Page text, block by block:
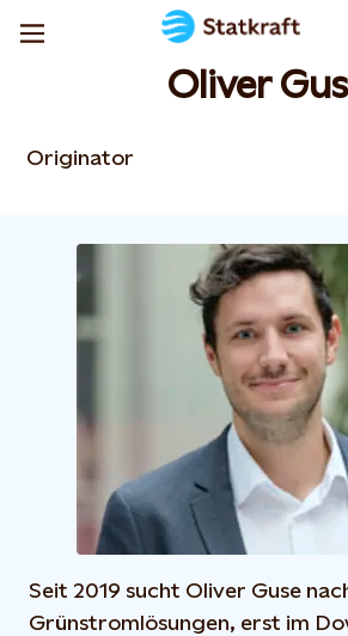
Oliver
Originator
Seit 2019 sucht Oliver Guse
Grünstromlösungen, erst im